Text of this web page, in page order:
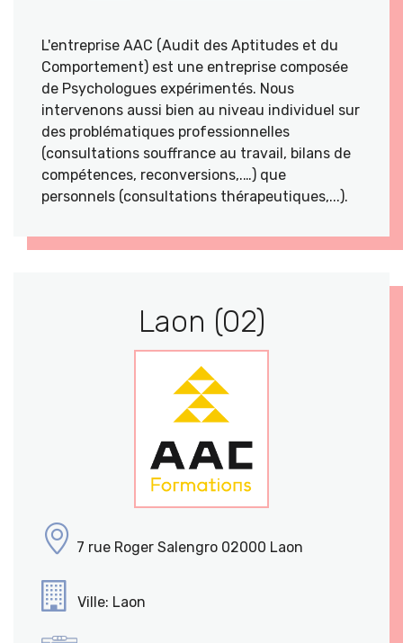
L'entreprise AAC (Audit des Aptitudes et du
Comportement) est une entreprise composée
de Psychologues expérimentés. Nous
intervenons aussi bien au niveau individuel sur
des problématiques professionnelles
(consultations souffrance au travail, bilans de
compétences, reconversions,.…) que
personnels (consultations thérapeutiques,...).
Laon (02)
7 rue Roger Salengro 02000 Laon
Ville: Laon